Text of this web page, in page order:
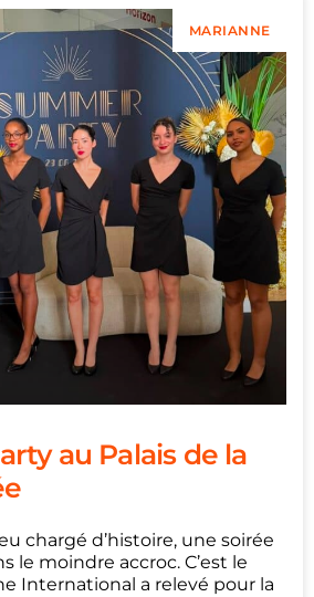
MARIANNE
au Palais de la
chargé d’histoire, une soirée
le moindre accroc. C’est le
International a relevé pour la